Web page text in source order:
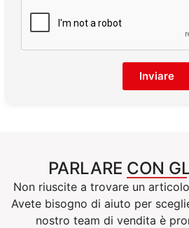
Inviare
PARLARE CON
Non riuscite a trovare un
Avete bisogno di aiuto per
nostro team di vendita è